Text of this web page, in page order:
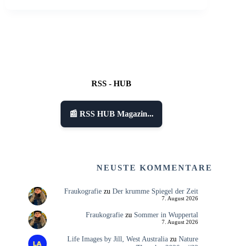
RSS - HUB
📰 RSS HUB Magazin...
NEUSTE KOMMENTARE
Fraukografiezu Der krumme Spiegel der Zeit
7. August 2026
Fraukografiezu Sommer in Wuppertal
7. August 2026
Life Images by Jill, West Australiazu Nature